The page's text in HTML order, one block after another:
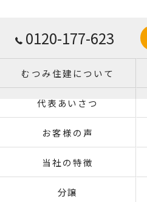
0120-177-623
むつみ住建について
代表あいさつ
お客様の声
当社の特徴
分譲